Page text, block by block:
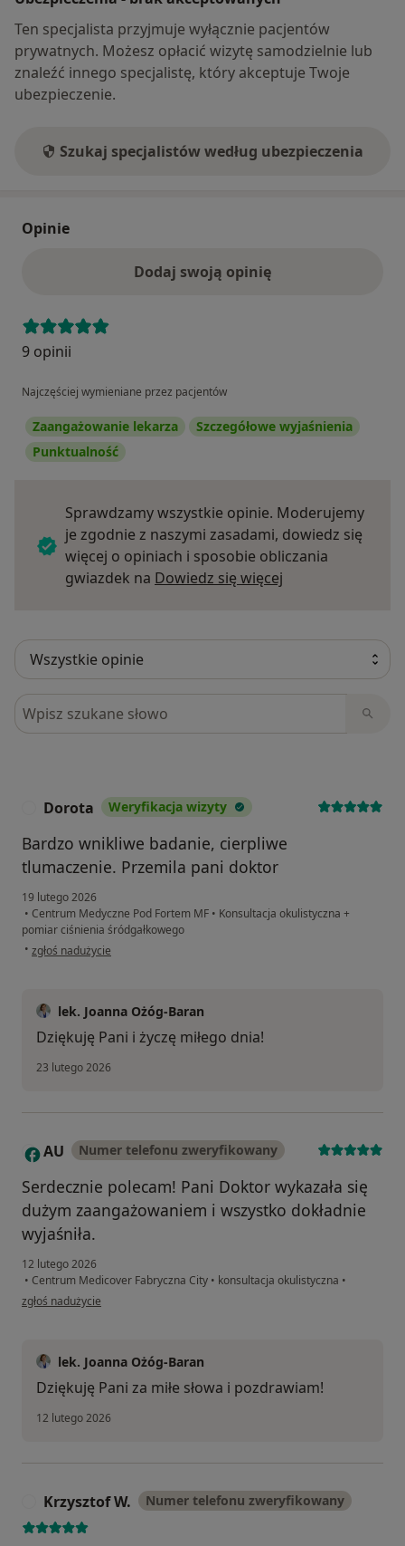
Ten specjalista przyjmuje wyłącznie pacjentów
prywatnych. Możesz opłacić wizytę samodzielnie lub
znaleźć innego specjalistę, który akceptuje Twoje
ubezpieczenie.
Szukaj specjalistów według ubezpieczenia
Opinie
Dodaj swoją opinię
9 opinii
Najczęściej wymieniane przez pacjentów
Zaangażowanie lekarza
Szczegółowe wyjaśnienia
Punktualność
Sprawdzamy wszystkie opinie. Moderujemy
je zgodnie z naszymi zasadami, dowiedz się
więcej o opiniach i sposobie obliczania
gwiazdek na Dowiedz się więcej
Szukaj w opiniach
Dorota Weryfikacja wizyty
Bardzo wnikliwe badanie, cierpliwe
tlumaczenie. Przemila pani doktor
19 lutego 2026
• Centrum Medyczne Pod Fortem MF • Konsultacja okulistyczna +
pomiar ciśnienia śródgałkowego
• w opinii użytkownika Dorota
zgłoś nadużycie
lek. Joanna Ożóg-Baran
Dziękuję Pani i życzę miłego dnia!
23 lutego 2026
A AU Numer telefonu zweryfikowany
Serdecznie polecam! Pani Doktor wykazała się
dużym zaangażowaniem i wszystko dokładnie
wyjaśniła.
12 lutego 2026
• Centrum Medicover Fabryczna City • konsultacja okulistyczna •
w opinii użytkownika AU
zgłoś nadużycie
lek. Joanna Ożóg-Baran
Dziękuję Pani za miłe słowa i pozdrawiam!
12 lutego 2026
Krzysztof W. Numer telefonu zweryfikowany